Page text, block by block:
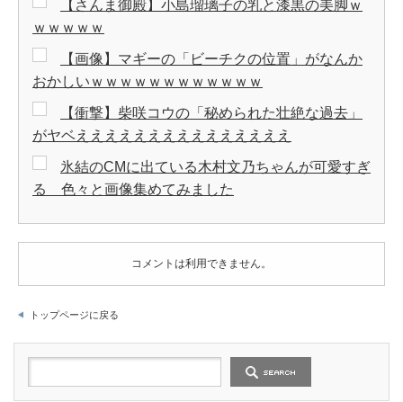
【さんま御殿】小島瑠璃子の乳と漆黒の美脚ｗ
ｗｗｗｗｗ
【画像】マギーの「ビーチクの位置」がなんか
おかしいｗｗｗｗｗｗｗｗｗｗｗｗ
【衝撃】柴咲コウの「秘められた壮絶な過去」
がヤベえええええええええええええええ
氷結のCMに出ている木村文乃ちゃんが可愛すぎ
る 色々と画像集めてみました
コメントは利用できません。
トップページに戻る